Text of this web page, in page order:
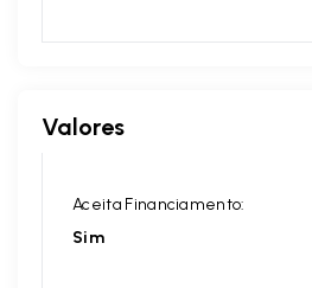
Valores
Aceita Financiamento:
Sim